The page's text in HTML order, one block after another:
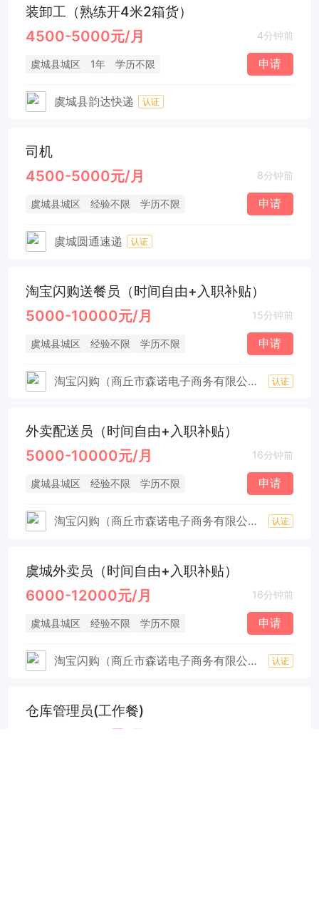
装卸工（熟练开4米2箱货）
4500-5000元/月 4分钟前
虞城县城区 1年 学历不限 申请
虞城县韵达快递 认证
司机
4500-5000元/月 8分钟前
虞城县城区 经验不限 学历不限 申请
虞城圆通速递 认证
淘宝闪购送餐员（时间自由+入职补贴）
5000-10000元/月 15分钟前
虞城县城区 经验不限 学历不限 申请
淘宝闪购（商丘市森诺电子商务有限公司） 认证
外卖配送员（时间自由+入职补贴）
5000-10000元/月 16分钟前
虞城县城区 经验不限 学历不限 申请
淘宝闪购（商丘市森诺电子商务有限公司） 认证
虞城外卖员（时间自由+入职补贴）
6000-12000元/月 16分钟前
虞城县城区 经验不限 学历不限 申请
淘宝闪购（商丘市森诺电子商务有限公司） 认证
仓库管理员(工作餐)
5000-6000元/月